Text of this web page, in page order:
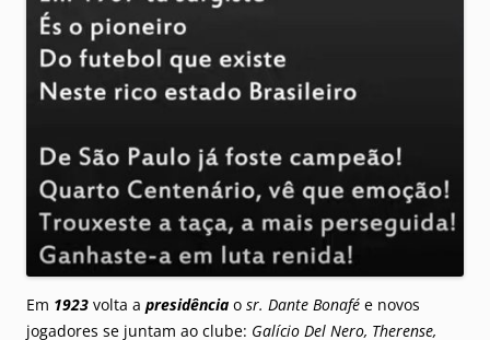
Em 1923 volta a presidência o sr. Dante Bonafé e novos
jogadores se juntam ao clube: Galício Del Nero, Therense,